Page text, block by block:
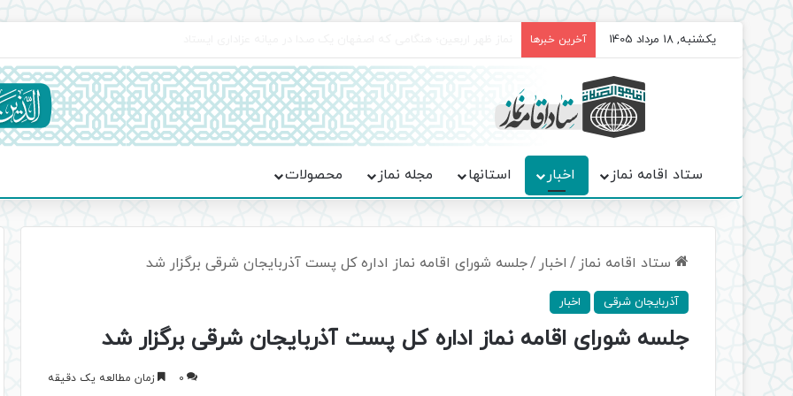
یکشنبه, 18 مرداد 1405 آخرین خبرها
ستاد اقامه نماز اخبار استانها مجله نماز محصولات
ستاد اقامه نماز / اخبار /جلسه شورای اقامه نماز اداره کل پست آذربایجان شرقی برگزار شد
آذربایجان شرقی اخبار
جلسه شورای اقامه نماز اداره کل پست آذربایجان شرقی برگزار شد
0 زمان مطالعه یک دقیقه